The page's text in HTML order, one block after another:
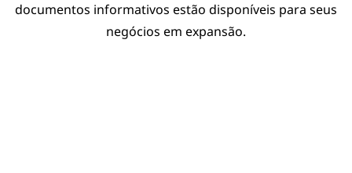
documentos informativos estão disponíveis para seus
negócios em expansão.